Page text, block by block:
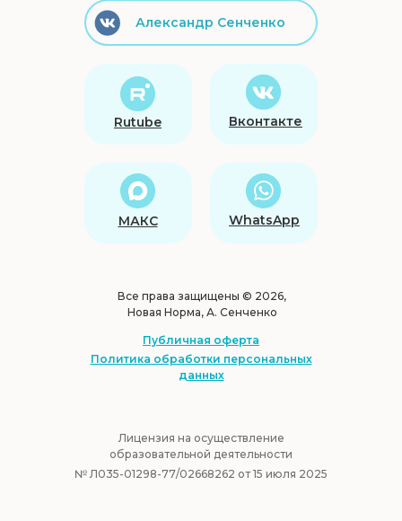
Все права защищены © 2026,
Новая Норма, А. Сенченко
Александр Сенченко
Rutube Вконтакте
МАКС WhatsApp
Публичная оферта
Политика обработки персональных
данных
|
Лицензия на осуществление
образовательной деятельности
№ Л035-01298-77/02668262 от 15 июля 2025